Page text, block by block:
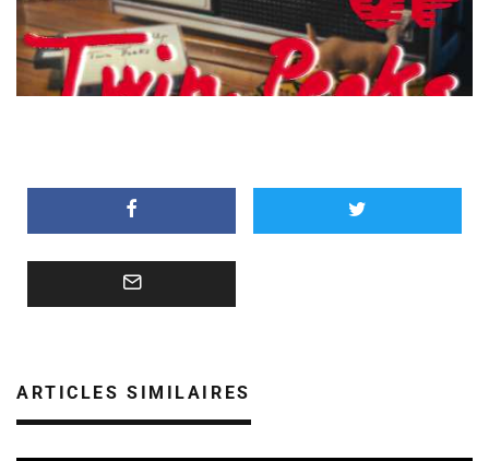
ARTICLES SIMILAIRES